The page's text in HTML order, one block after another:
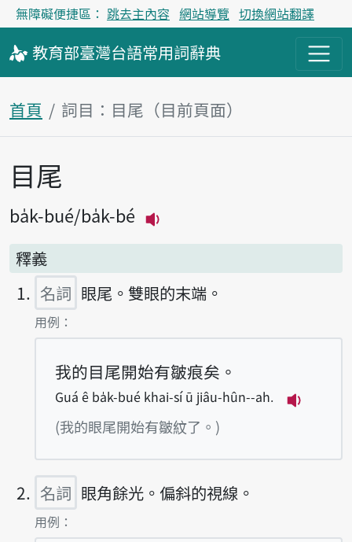
無障礙便捷區： 跳去主內容 網站導覽 切換網站翻譯
教育部臺灣台語常用詞辭典
首頁 詞目：目尾（目前頁面）
主內容區塊
目尾
ba̍k-bué ba̍k-bé
釋義
名詞 眼尾。雙眼的末端。
第1項釋義的
用例：
我的目尾開始有皺痕矣。
Guá ê ba̍k-bué khai-sí ū jiâu-hûn--ah.
(我的眼尾開始有皺紋了。)
名詞 眼角餘光。偏斜的視線。
第2項釋義的
用例：